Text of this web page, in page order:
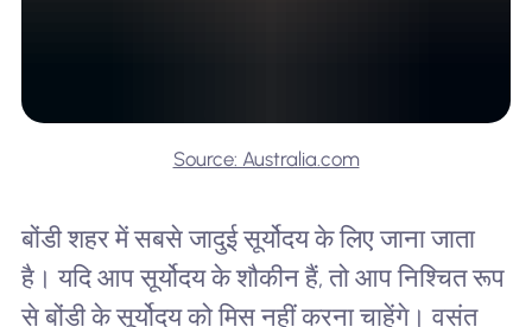
Source: Australia.com
बोंडी शहर में सबसे जादुई सूर्योदय के लिए जाना जाता
है। यदि आप सूर्योदय के शौकीन हैं, तो आप निश्चित रूप
से बोंडी के सूर्योदय को मिस नहीं करना चाहेंगे। वसंत